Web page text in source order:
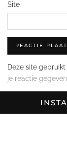
Site
Deze site
je reactie